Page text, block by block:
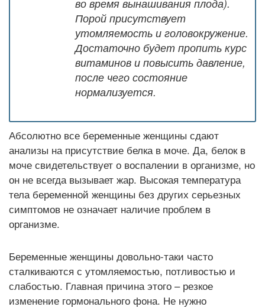
во время вынашивания плода).
Порой присутствует
утомляемость и головокружение.
Достаточно будет пропить курс
витаминов и повысить давление,
после чего состояние
нормализуется.
Абсолютно все беременные женщины сдают
анализы на присутствие белка в моче. Да, белок в
моче свидетельствует о воспалении в организме, но
он не всегда вызывает жар. Высокая температура
тела беременной женщины без других серьезных
симптомов не означает наличие проблем в
организме.
Беременные женщины довольно-таки часто
сталкиваются с утомляемостью, потливостью и
слабостью. Главная причина этого – резкое
изменение гормонального фона. Не нужно